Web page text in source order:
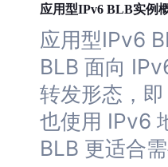
应用型IPv6 BLB实例
应用型IPv6
BLB 面向
转发形态，
也使用 IPv6
BLB 更适合